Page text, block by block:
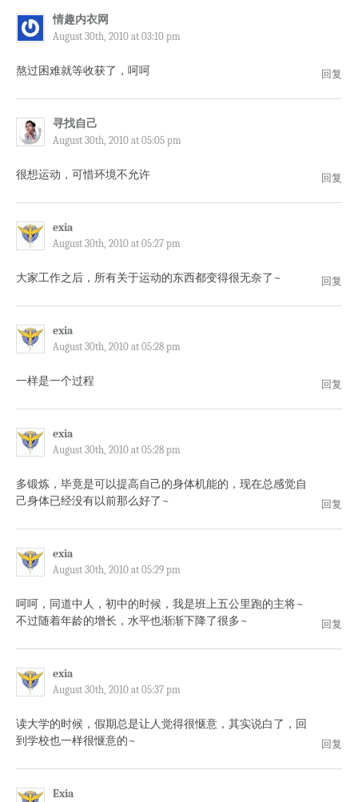
情趣内衣网
August 30th, 2010 at 03:10 pm
熬过困难就等收获了，呵呵 回复
寻找自己
August 30th, 2010 at 05:05 pm
很想运动，可惜环境不允许 回复
exia
August 30th, 2010 at 05:27 pm
大家工作之后，所有关于运动的东西都变得很无奈了~ 回复
exia
August 30th, 2010 at 05:28 pm
一样是一个过程 回复
exia
August 30th, 2010 at 05:28 pm
多锻炼，毕竟是可以提高自己的身体机能的，现在总感觉自
己身体已经没有以前那么好了~
回复
exia
August 30th, 2010 at 05:29 pm
呵呵，同道中人，初中的时候，我是班上五公里跑的主将~
不过随着年龄的增长，水平也渐渐下降了很多~
回复
exia
August 30th, 2010 at 05:37 pm
读大学的时候，假期总是让人觉得很惬意，其实说白了，回
到学校也一样很惬意的~
回复
Exia